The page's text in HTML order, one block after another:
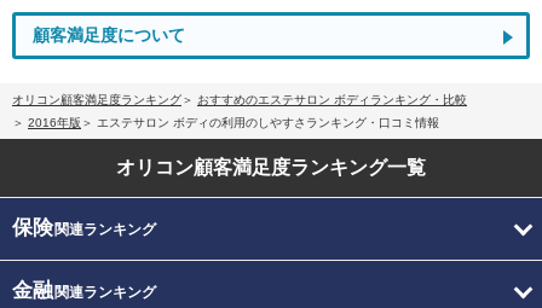
顧客満足度について
オリコン顧客満足度ランキング
おすすめのエステサロン ボディランキング・比較
2016年版
エステサロン ボディの利用のしやすさランキング・口コミ情報
オリコン顧客満足度ランキング一覧
保険関連ランキング
金融関連ランキング